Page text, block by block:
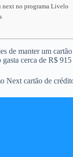
next no programa Livelo
de manter um
cerca de R$
Next cartão de